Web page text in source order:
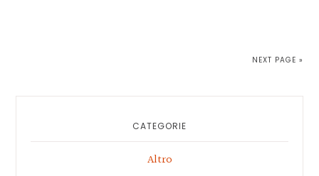
NEXT PAGE »
CATEGORIE
Altro